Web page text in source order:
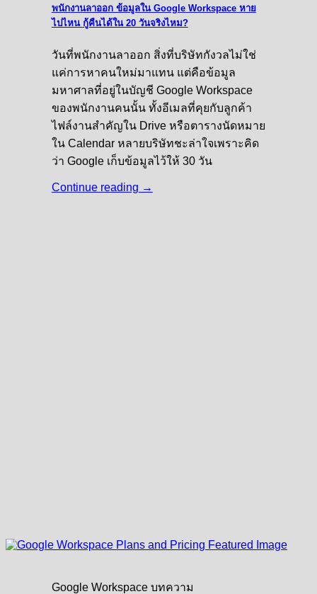
พนักงานลาออก ข้อมูลใน Google Workspace หาย
ไปไหน กู้คืนได้ใน 20 วันจริงไหม?
วันที่พนักงานลาออก สิ่งที่บริษัทกังวลไม่ใช่
แค่การหาคนใหม่มาแทน แต่คือข้อมูล
มหาศาลที่อยู่ในบัญชี Google Workspace
ของพนักงานคนนั้น ทั้งอีเมลที่คุยกับลูกค้า
ไฟล์งานสำคัญใน Drive หรือตารางนัดหมาย
ใน Calendar หลายบริษัทชะล่าใจเพราะคิด
ว่า Google เก็บข้อมูลไว้ให้ 30 วัน
Continue reading →
Google Workspace บทความ